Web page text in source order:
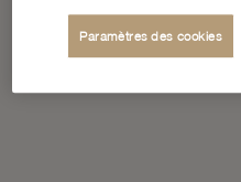
Paramètres des cookies